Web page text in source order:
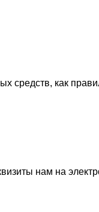
средств, как
нам на